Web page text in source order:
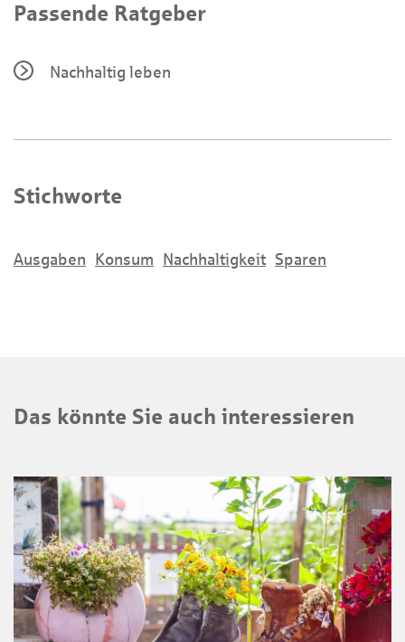
Passende Ratgeber
Nachhaltig leben
Stichworte
Ausgaben Konsum Nachhaltigkeit Sparen
Das könnte Sie auch interessieren